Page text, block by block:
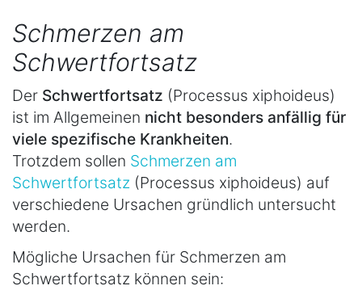
Schmerzen am
Schwertfortsatz
Der Schwertfortsatz (Processus xiphoideus)
ist im Allgemeinen nicht besonders anfällig für
viele spezifische Krankheiten.
Trotzdem sollen Schmerzen am
Schwertfortsatz (Processus xiphoideus) auf
verschiedene Ursachen gründlich untersucht
werden.
Mögliche Ursachen für Schmerzen am
Schwertfortsatz können sein: